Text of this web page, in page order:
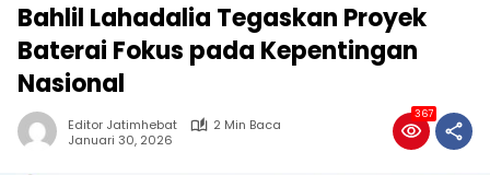
Bahlil Lahadalia Tegaskan Proyek
Baterai Fokus pada Kepentingan
Nasional
Editor Jatimhebat
2 Min Baca
Januari 30, 2026
367